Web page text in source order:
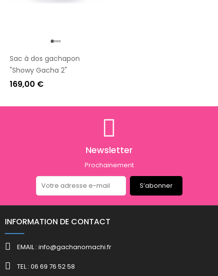
Sac à dos gachapon
"Showy Gacha 2"
169,00 €
Newsletter
Prochainement
S’abonner
INFORMATION DE CONTACT
EMAIL : info@gachanomachi.fr
TEL : 06 69 76 52 58